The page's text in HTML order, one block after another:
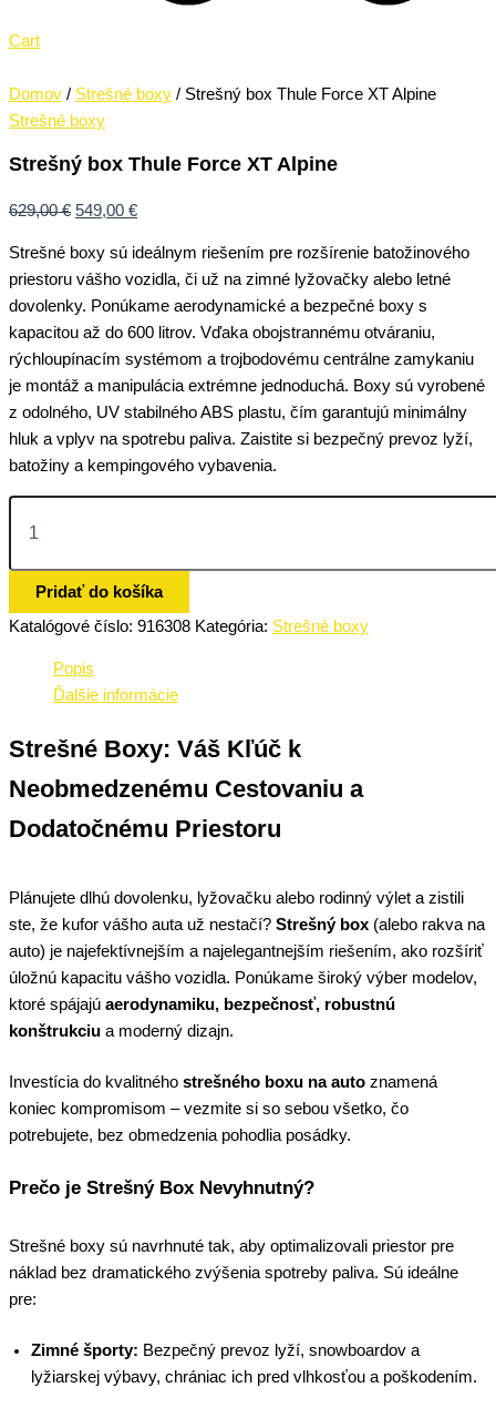
Cart
Domov / Strešné boxy / Strešný box Thule Force XT Alpine
Strešné boxy
Strešný box Thule Force XT Alpine
629,00€ 549,00 €
Strešné boxy sú ideálnym riešením pre rozšírenie batožinového
priestoru vášho vozidla, či už na zimné lyžovačky alebo letné
dovolenky. Ponúkame aerodynamické a bezpečné boxy s
kapacitou až do 600 litrov. Vďaka obojstrannému otváraniu,
rýchloupínacím systémom a trojbodovému centrálne zamykaniu
je montáž a manipulácia extrémne jednoduchá. Boxy sú vyrobené
z odolného, UV stabilného ABS plastu, čím garantujú minimálny
hluk a vplyv na spotrebu paliva. Zaistite si bezpečný prevoz lyží,
batožiny a kempingového vybavenia.
Pridať do košíka
Katalógové číslo: 916308 Kategória: Strešné boxy
Popis
Ďalšie informácie
Strešné Boxy: Váš Kľúč k
Neobmedzenému Cestovaniu a
Dodatočnému Priestoru
Plánujete dlhú dovolenku, lyžovačku alebo rodinný výlet a zistili
ste, že kufor vášho auta už nestačí? Strešný box (alebo rakva na
auto) je najefektívnejším a najelegantnejším riešením, ako rozšíriť
úložnú kapacitu vášho vozidla. Ponúkame široký výber modelov,
ktoré spájajú aerodynamiku, bezpečnosť, robustnú
konštrukciu a moderný dizajn.
Investícia do kvalitného strešného boxu na auto znamená
koniec kompromisom – vezmite si so sebou všetko, čo
potrebujete, bez obmedzenia pohodlia posádky.
Prečo je Strešný Box Nevyhnutný?
Strešné boxy sú navrhnuté tak, aby optimalizovali priestor pre
náklad bez dramatického zvýšenia spotreby paliva. Sú ideálne
pre:
Zimné športy: Bezpečný prevoz lyží, snowboardov a
lyžiarskej výbavy, chrániac ich pred vlhkosťou a poškodením.